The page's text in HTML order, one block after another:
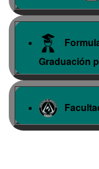
Graduación